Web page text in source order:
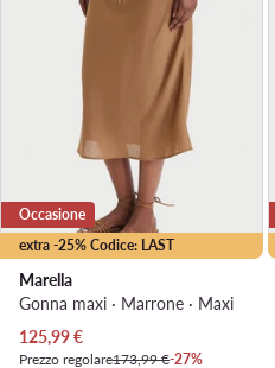
extra -25% Codice: LAST
Occasione
Marella
Gonna maxi · Marrone · Maxi
Prezzo attuale
125,99€
Prezzo regolare173,99 €-27%